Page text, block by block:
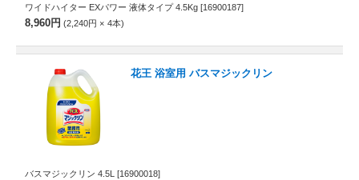
ワイドハイター EXパワー 液体タイプ 4.5Kg [16900187]
8,960円 2,240円 4本
花王 浴室用 バスマジックリン
バスマジックリン 4.5L [16900018]